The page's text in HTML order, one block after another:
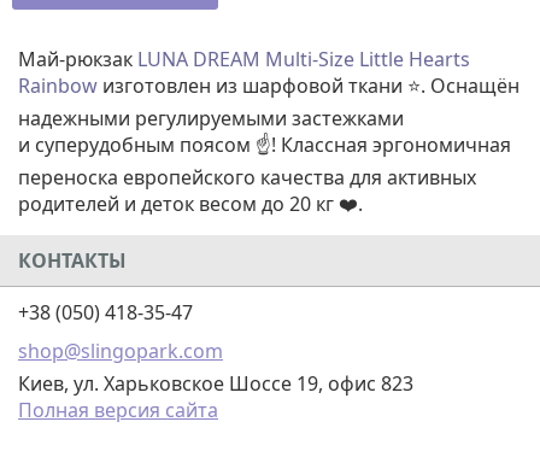
Май-рюкзак LUNA DREAM Multi-Size Little Hearts
Rainbow изготовлен из шарфовой ткани ⭐. Оснащён
надежными регулируемыми застежками
и суперудобным поясом ☝️! Классная эргономичная
переноска европейского качества для активных
родителей и деток весом до 20 кг ❤️.
КОНТАКТЫ
+38 (050) 418-35-47
shop@slingopark.com
Киев, ул. Харьковское Шоссе 19, офис 823
Полная версия сайта